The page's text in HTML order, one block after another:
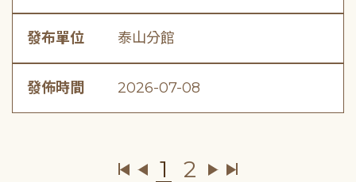
發布單位 泰山分館
發佈時間 2026-07-08
1 2